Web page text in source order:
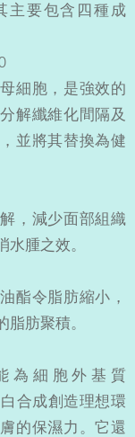
主要包含四種成
細胞，是強效的
解纖維化間隔及
並將其替換為健
，減少面部組織
腫之效。
酯令脂肪縮小，
肪聚積。
為細胞外基質
合成創造理想環
的保濕力。它還